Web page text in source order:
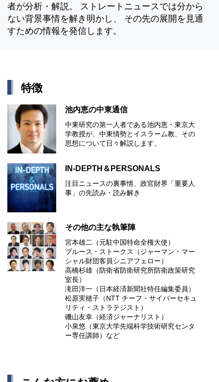
者が分析・解説。 ストレートニュースでは分から
ない背景事情を解き明かし、 その先の展開を見通
すための情報を発信します。
特徴
池内恵の中東通信
中東研究の第⼀⼈者である池内恵・東京⼤
学教授が、中東情勢とイスラーム教、その
思想について⽇々解説します。
IN-DEPTH＆PERSONALS
注目ニュースの裏事情、政官財界「重要人
事」の先読み・読み解き
その他の主な執筆陣
宮本雄二（元駐中国特命全権大使）
ブルース・ストークス（ジャーマン・マー
シャル財団客員シニアフェロー）
高橋杉雄（防衛省防衛研究所防衛政策研究
室長）
滝田洋一（日本経済新聞社特任編集委員）
松原実穂子（NTT チーフ・サイバーセキュ
リティ・ストラテジスト）
磯山友幸（経済ジャーナリスト）
小泉悠（東京大学先端科学技術研究センタ
ー専任講師）など